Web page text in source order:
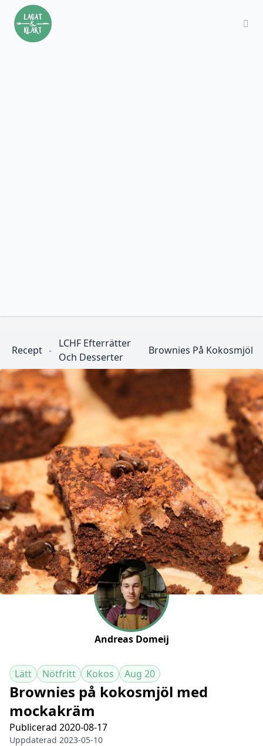
Recept
LCHF Efterrätter
Och Desserter
Brownies På Kokosmjöl
Andreas Domeij
Lätt Nötfritt Kokos Aug 20
Brownies på kokosmjöl med
mockakräm
Publicerad 2020-08-17
Uppdaterad 2023-05-10